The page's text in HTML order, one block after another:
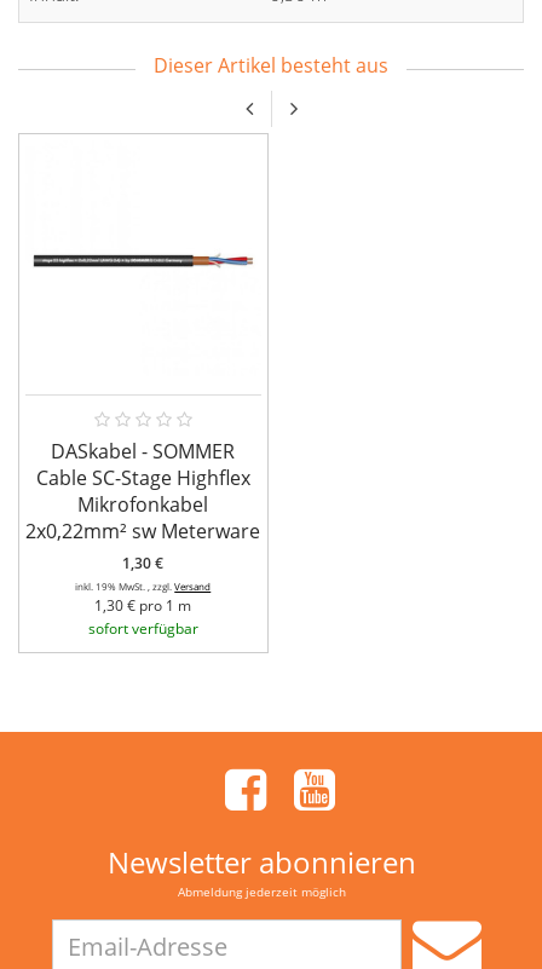
Dieser Artikel besteht aus
DASkabel - SOMMER
Cable SC-Stage Highflex
Mikrofonkabel
2x0,22mm² sw Meterware
1,30 €
inkl. 19% MwSt. , zzgl.Versand
1,30 € pro 1 m
sofort verfügbar
Newsletter abonnieren
Abmeldung jederzeit möglich
Adresse